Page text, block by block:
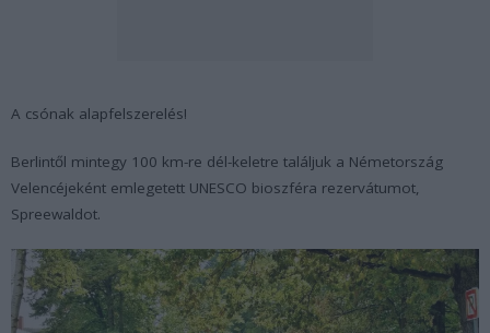
A csónak alapfelszerelés!
Berlintől mintegy 100 km-re dél-keletre találjuk a Németország
Velencéjeként emlegetett UNESCO bioszféra rezervátumot,
Spreewaldot.